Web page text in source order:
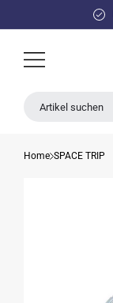
INHALT
Artikel suchen
Home SPACE TRIP